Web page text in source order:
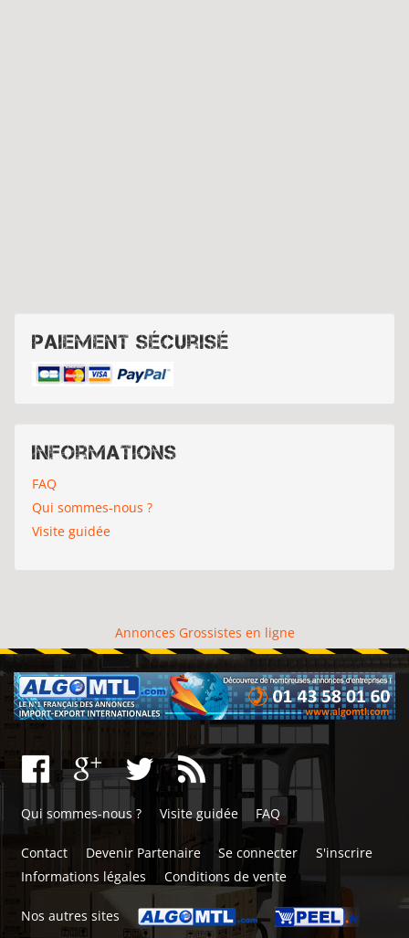
Paiement sécurisé
Informations
FAQ
Qui sommes-nous ?
Visite guidée
Annonces Grossistes en ligne
Qui sommes-nous ? Visite guidée FAQ
Contact Devenir Partenaire Se connecter
S'inscrire
Informations légales
Conditions de vente
Nos autres sites